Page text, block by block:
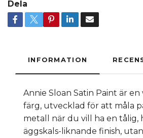
Dela
INFORMATION
Annie Sloan Satin Paint är
färg, utvecklad för att måla
metall när du vill ha en tålig,
äggskals-liknande finish,